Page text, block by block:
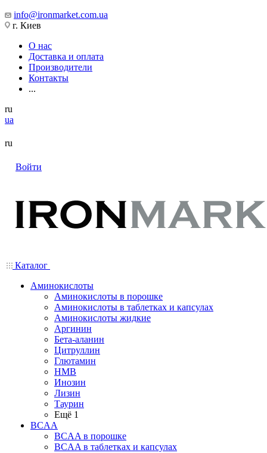
info@ironmarket.com.ua
г. Киев
О нас
Доставка и оплата
Производители
Контакты
...
ru
ua
ru
Войти
Каталог
Аминокислоты
Аминокислоты в порошке
Аминокислоты в таблетках и капсулах
Аминокислоты жидкие
Аргинин
Бета-аланин
Цитруллин
Глютамин
HMB
Инозин
Лизин
Таурин
Ещё 1
BCAA
BCAA в порошке
BCAA в таблетках и капсулах